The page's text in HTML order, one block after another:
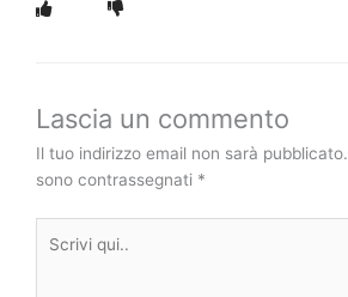
Lascia un commento
Il tuo indirizzo email non sarà pubblicato.
sono contrassegnati *
qui..